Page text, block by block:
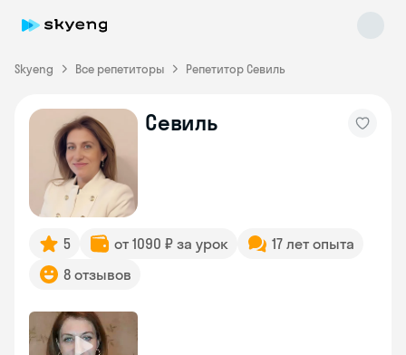
Skyeng Все репетиторы Репетитор Севиль
Севиль
5 от 1090 ₽ за урок
17 лет опыта
8 отзывов
Skyeng Chat
online